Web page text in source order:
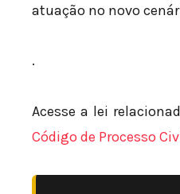
atuação no novo
.
Acesse a lei
Código de Processo